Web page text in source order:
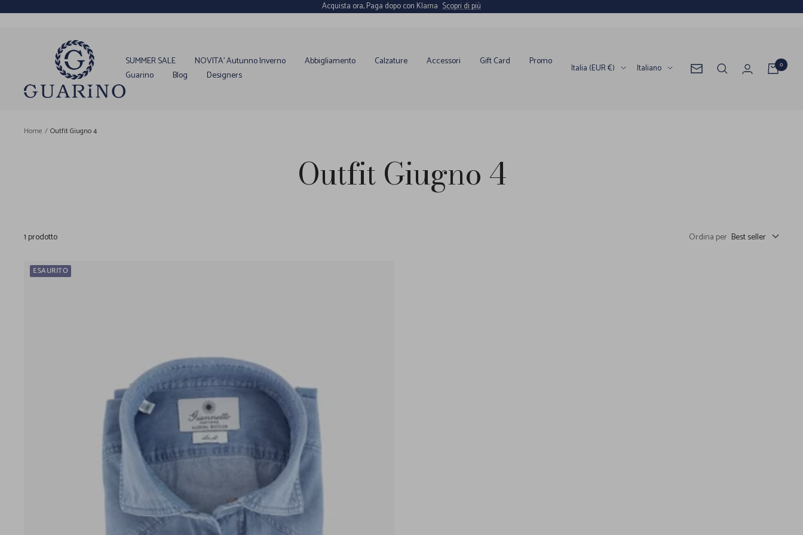
Acquista ora, Paga dopo con Klarna Scopri di più
SUMMER SALE NOVITA' Autunno Inverno Abbigliamento Calzature Accessori Gift Card
Promo
Guarino
Blog Designers
Paese/Area
Italia (EUR €) Lingua
Italiano Newsletter 0
Home Outfit Giugno 4
Outfit Giugno 4
1 prodotto Ordina per Best seller
ESAURITO